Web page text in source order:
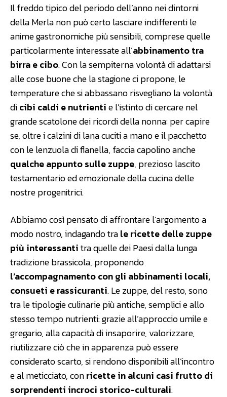
Il freddo tipico del periodo dell’anno nei dintorni
della Merla non può certo lasciare indifferenti le
anime gastronomiche più sensibili, comprese quelle
particolarmente interessate all’abbinamento tra
birra e cibo. Con la sempiterna volontà di adattarsi
alle cose buone che la stagione ci propone, le
temperature che si abbassano risvegliano la volontà
dicibi caldi e nutrientie l’istinto di cercare nel
grande scatolone dei ricordi della nonna: per capire
se, oltre i calzini di lana cuciti a mano e il pacchetto
con le lenzuola di flanella, faccia capolino anche
qualche appunto sulle zuppe, prezioso lascito
testamentario ed emozionale della cucina delle
nostre progenitrici.
Abbiamo così pensato di affrontare l’argomento a
modo nostro, indagando trale ricette delle zuppe
più interessantitra quelle dei Paesi dalla lunga
tradizione brassicola, proponendo
l’accompagnamento con gli abbinamenti locali,
consueti e rassicuranti. Le zuppe, del resto, sono
tra le tipologie culinarie più antiche, semplici e allo
stesso tempo nutrienti: grazie all’approccio umile e
gregario, alla capacità di insaporire, valorizzare,
riutilizzare ciò che in apparenza può essere
considerato scarto, si rendono disponibili all’incontro
e al meticciato, conricette in alcuni casi frutto di
sorprendenti incroci storico-culturali.